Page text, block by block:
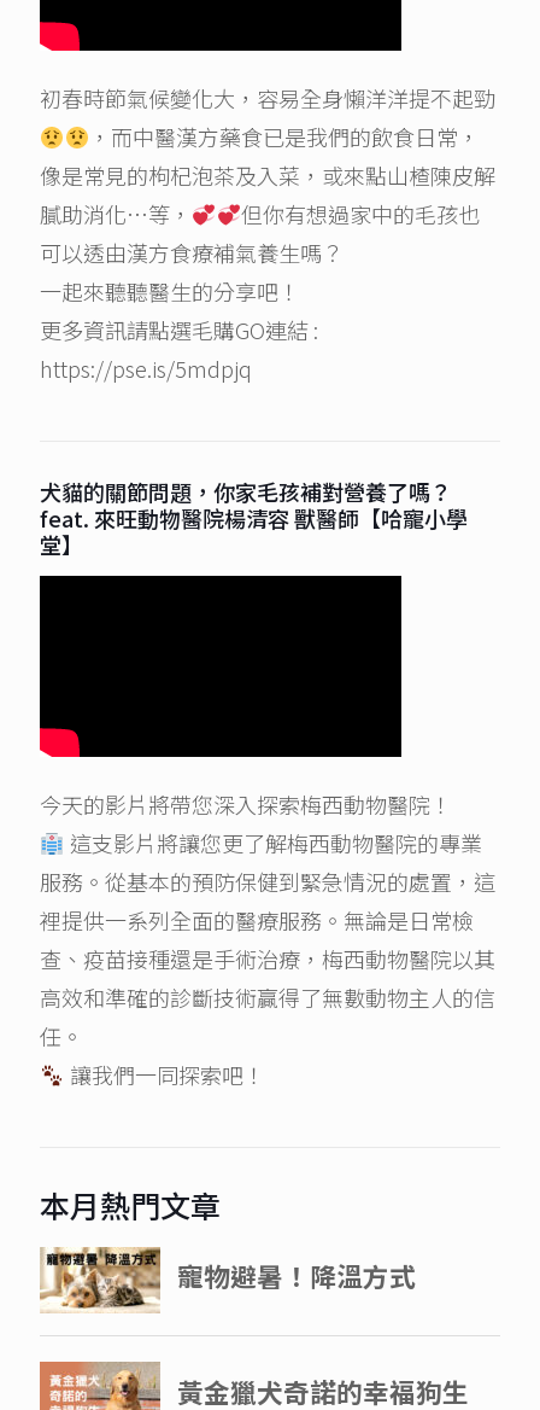
初春時節氣候變化大，容易全身懶洋洋提不起勁
，而中醫漢方藥食已是我們的飲食日常，
像是常見的枸杞泡茶及入菜，或來點山楂陳皮解
膩助消化…等，
但你有想過家中的毛孩也
可以透由漢方食療補氣養生嗎？
一起來聽聽醫生的分享吧！
更多資訊請點選毛購GO連結 :
https://pse.is/5mdpjq
犬貓的關節問題，你家毛孩補對營養了嗎？
feat. 來旺動物醫院楊清容 獸醫師【哈寵小學
堂】
今天的影片將帶您深入探索梅西動物醫院！
這支影片將讓您更了解梅西動物醫院的專業
服務。從基本的預防保健到緊急情況的處置，這
裡提供一系列全面的醫療服務。無論是日常檢
查、疫苗接種還是手術治療，梅西動物醫院以其
高效和準確的診斷技術贏得了無數動物主人的信
任。
讓我們一同探索吧！
本月熱門文章